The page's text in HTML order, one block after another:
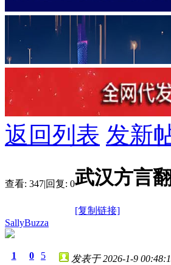
返回列表 发新
查看: 347|回复: 0武汉方言
[复制链接]
SallyBuzza
1 0 5 发表于 2026-1-9